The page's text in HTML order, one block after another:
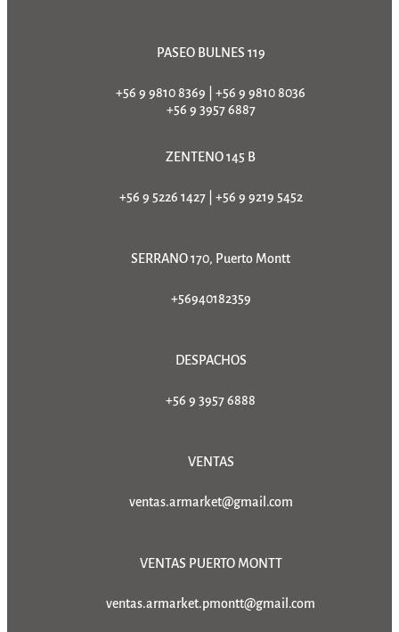
PASEO BULNES 119
+56 9 9810 8369
+56 9 9810 8036
+56 9 3957 6887
ZENTENO 145 B
+56 9 5226 1427| +56 9 9219 5452
SERRANO 170, Puerto Montt
+56940182359
DESPACHOS
+56 9 3957 6888
VENTAS
ventas.armarket@gmail.com
VENTAS PUERTO MONTT
ventas.armarket.pmontt@gmail.com